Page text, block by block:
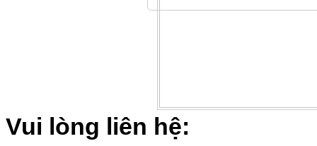
Vui lòng liên hệ: